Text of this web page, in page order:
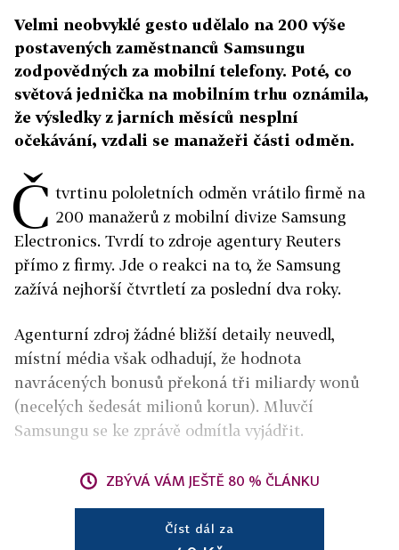
Velmi neobvyklé gesto udělalo na 200 výše
postavených zaměstnanců Samsungu
zodpovědných za mobilní telefony. Poté, co
světová jednička na mobilním trhu oznámila,
že výsledky z jarních měsíců nesplní
očekávání, vzdali se manažeři části odměn.
Č tvrtinu pololetních odměn vrátilo firmě na
200 manažerů z mobilní divize Samsung
Electronics. Tvrdí to zdroje agentury Reuters
přímo z firmy. Jde o reakci na to, že Samsung
zažívá nejhorší čtvrtletí za poslední dva roky.
Agenturní zdroj žádné bližší detaily neuvedl,
místní média však odhadují, že hodnota
navrácených bonusů překoná tři miliardy wonů
(necelých šedesát milionů korun). Mluvčí
Samsungu se ke zprávě odmítla vyjádřit.
ZBÝVÁ VÁM JEŠTĚ 80 % ČLÁNKU
Číst dál za